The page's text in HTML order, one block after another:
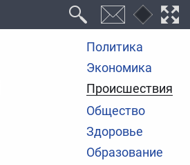
Политика
Экономика
Происшествия
Общество
Здоровье
Образование